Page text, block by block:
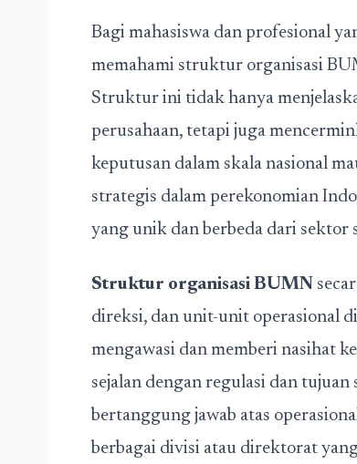
Bagi mahasiswa dan profesional
memahami struktur organisasi
Struktur ini tidak hanya
perusahaan, tetapi juga
keputusan dalam skala nasional
strategis dalam perekonomian
yang unik dan berbeda dari sektor
Struktur organisasi BUMN
direksi, dan unit-unit operasional
mengawasi dan memberi nasihat
sejalan dengan regulasi dan
bertanggung jawab atas
berbagai divisi atau direktorat